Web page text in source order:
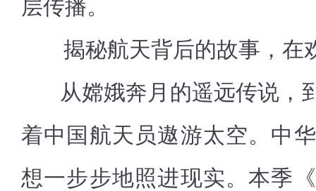
层传播。
揭秘航天背后的故事，在
从嫦娥奔月的遥远传说，
着中国航天员遨游太空。中
想一步步地照进现实。本季